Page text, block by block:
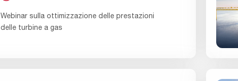
Webinar sulla ottimizzazione delle prestazioni
delle turbine a gas